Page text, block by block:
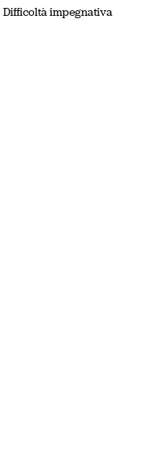
Difficoltà impegnativa